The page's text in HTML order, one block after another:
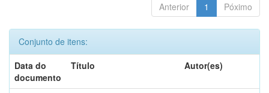
Anterior 1 Póximo
Conjunto de itens:
Data do
documento
Título Autor(es)